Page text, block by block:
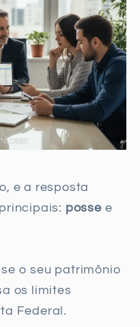
e a resposta
possee
o seu patrimônio
os limites
Federal.